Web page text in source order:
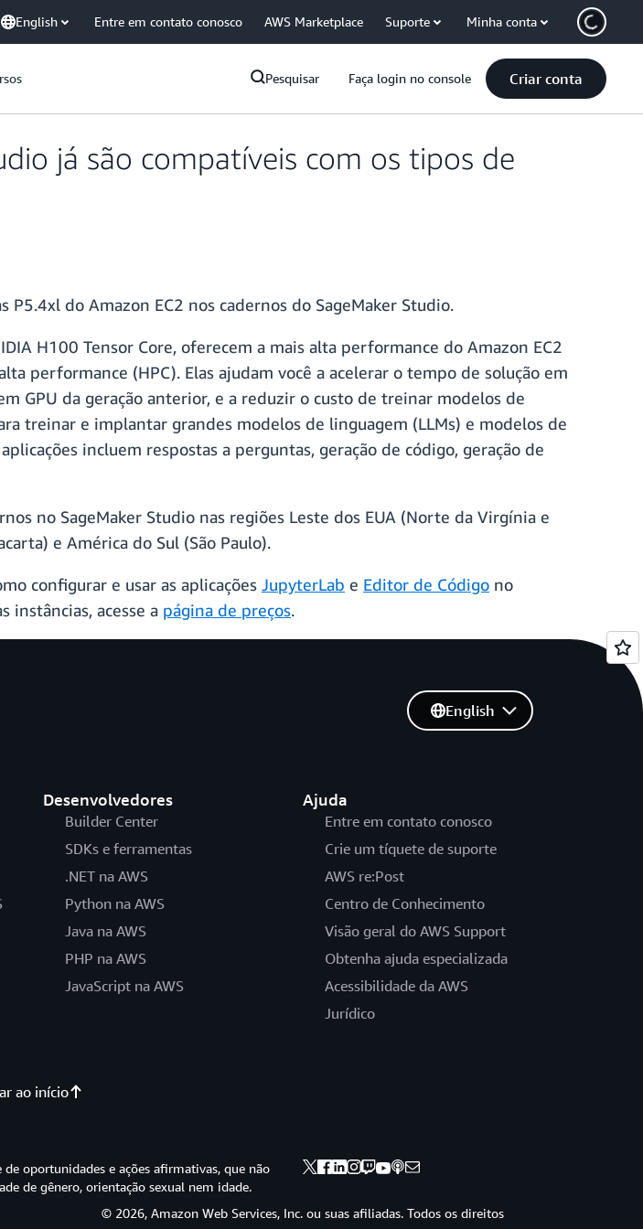
English Entre em contato conosco AWS Marketplace Suporte Minha conta
Pesquisar Faça login no console Criar conta
já são compatíveis com os tipos de
do Amazon EC2 nos cadernos do SageMaker Studio.
H100 Tensor Core, oferecem a mais alta performance do Amazon EC2
performance (HPC). Elas ajudam você a acelerar o tempo de solução em
GPU da geração anterior, e a reduzir o custo de treinar modelos de
treinar e implantar grandes modelos de linguagem (LLMs) e modelos de
incluem respostas a perguntas, geração de código, geração de
no SageMaker Studio nas regiões Leste dos EUA (Norte da Virgínia e
e América do Sul (São Paulo).
configurar e usar as aplicações JupyterLab e Editor de Código no
instâncias, acesse a página de preços.
Desenvolvedores
Builder Center
SDKs e ferramentas
.NET na AWS
Python na AWS
Java na AWS
PHP na AWS
JavaScript na AWS
Ajuda
Entre em contato conosco
Crie um tíquete de suporte
AWS re:Post
Centro de Conhecimento
Visão geral do AWS Support
Obtenha ajuda especializada
Acessibilidade da AWS
Jurídico
English
ao início
oportunidades e ações afirmativas, que não
de gênero, orientação sexual nem idade.
© 2026, Amazon Web Services, Inc. ou suas afiliadas. Todos os direitos